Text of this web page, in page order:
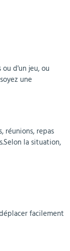
d'un jeu, ou
une
réunions, repas
la situation,
facilement